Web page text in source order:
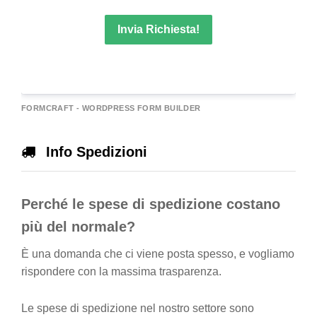
Invia Richiesta!
n
a
FORMCRAFT - WORDPRESS FORM BUILDER
Info Spedizioni
Perché le spese di spedizione costano
più del normale?
È una domanda che ci viene posta spesso, e vogliamo
rispondere con la massima trasparenza.
Le spese di spedizione nel nostro settore sono